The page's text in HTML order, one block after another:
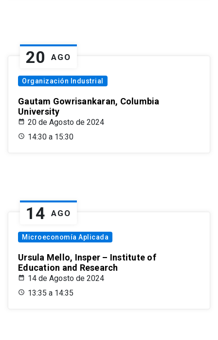
20 AGO
Organización Industrial
Gautam Gowrisankaran, Columbia
University
20 de Agosto de 2024
14:30 a 15:30
14 AGO
Microeconomía Aplicada
Ursula Mello, Insper – Institute of
Education and Research
14 de Agosto de 2024
13:35 a 14:35